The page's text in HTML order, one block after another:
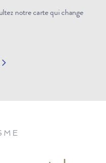
notre carte qui change